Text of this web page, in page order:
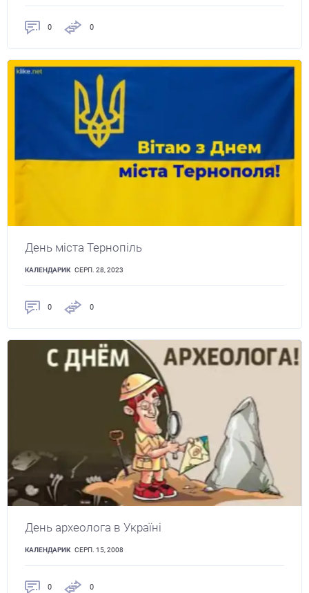
0 0
День міста Тернопіль
КАЛЕНДАРИК СЕРП. 28, 2023
0 0
День археолога в Україні
КАЛЕНДАРИК СЕРП. 15, 2008
0 0